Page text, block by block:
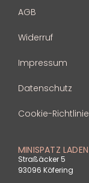
AGB
Widerruf
Impressum
Datenschutz
Cookie-Richtlinie
MINISPATZ LADEN
Straßäcker 5
93096 Köfering